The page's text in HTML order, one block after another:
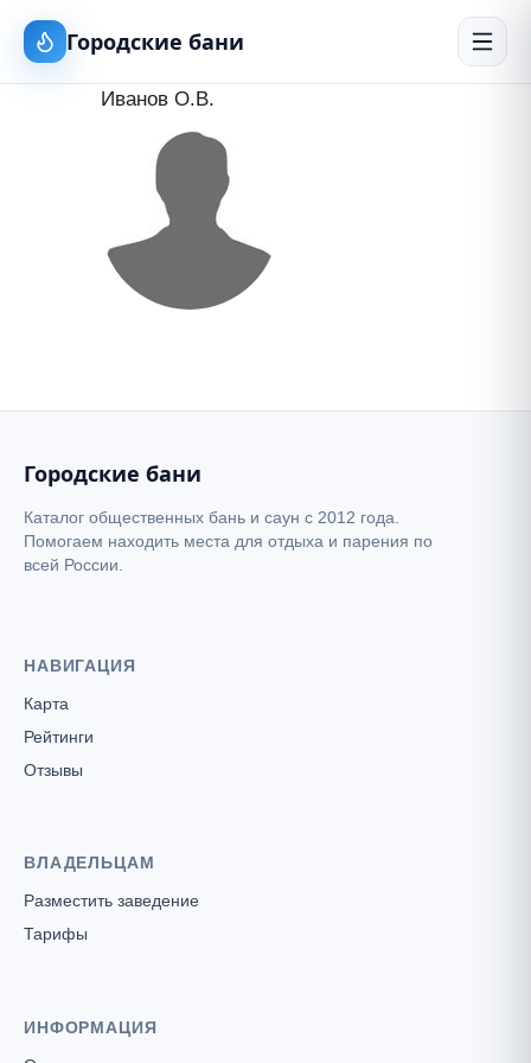
Городские бани
Иванов О.В.
Городские бани
Каталог общественных бань и саун с 2012 года.
Помогаем находить места для отдыха и парения по
всей России.
НАВИГАЦИЯ
Карта
Рейтинги
Отзывы
ВЛАДЕЛЬЦАМ
Разместить заведение
Тарифы
ИНФОРМАЦИЯ